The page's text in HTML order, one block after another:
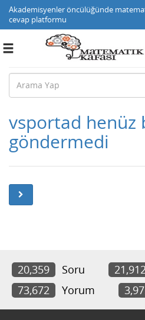
Akademisyenler öncülüğünde
cevap platformu
Toggle
vsportad henüz
göndermedi
20,359 Soru
73,672
Yorum